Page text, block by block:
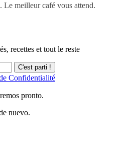
Le meilleur café vous attend.
recettes et tout le reste
C'est parti !
Confidentialité
pronto.
nuevo.